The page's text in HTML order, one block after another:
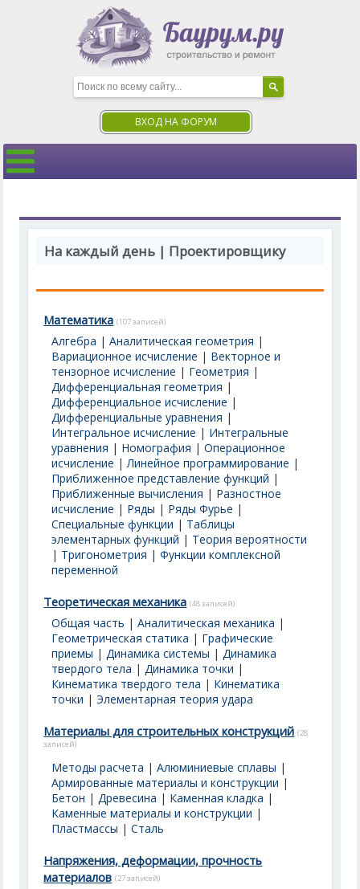
ВХОД НА ФОРУМ
На каждый день | Проектировщику
Математика (107 записей)
Алгебра |Аналитическая геометрия |
Вариационное исчисление | Векторное и
тензорное исчисление | Геометрия |
Дифференциальная геометрия |
Дифференциальное исчисление |
Дифференциальные уравнения |
Интегральное исчисление | Интегральные
уравнения | Номография |Операционное
исчисление |Линейное программирование |
Приближенное представление функций |
Приближенные вычисления | Разностное
исчисление | Ряды | Ряды Фурье |
Специальные функции | Таблицы
элементарных функций | Теория вероятности
| Тригонометрия |Функции комплексной
переменной
Теоретическая механика (48 записей)
Общая часть |Аналитическая механика |
Геометрическая статика | Графические
приемы |Динамика системы |Динамика
твердого тела |Динамика точки |
Кинематика твердого тела | Кинематика
точки |Элементарная теория удара
Материалы для строительных конструкций (28
записей)
Методы расчета |Алюминиевые сплавы |
Армированные материалы и конструкции |
Бетон |Древесина | Каменная кладка |
Каменные материалы и конструкции |
Пластмассы |Cталь
Напряжения, деформации, прочность
материалов (27 записей)